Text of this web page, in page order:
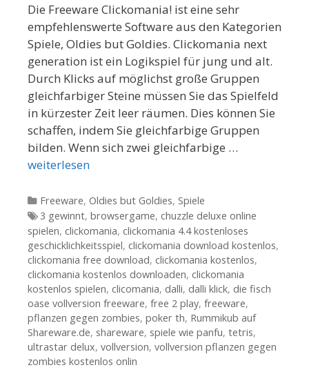
Die Freeware Clickomania! ist eine sehr
empfehlenswerte Software aus den Kategorien
Spiele, Oldies but Goldies. Clickomania next
generation ist ein Logikspiel für jung und alt.
Durch Klicks auf möglichst große Gruppen
gleichfarbiger Steine müssen Sie das Spielfeld
in kürzester Zeit leer räumen. Dies können Sie
schaffen, indem Sie gleichfarbige Gruppen
bilden. Wenn sich zwei gleichfarbige …
weiterlesen
Kategorien
Freeware, Oldies but Goldies, Spiele
Tags
3 gewinnt, browsergame, chuzzle deluxe online
spielen, clickomania, clickomania 4.4 kostenloses
geschicklichkeitsspiel, clickomania download kostenlos,
clickomania free download, clickomania kostenlos,
clickomania kostenlos downloaden, clickomania
kostenlos spielen, clicomania, dalli, dalli klick, die fisch
oase vollversion freeware, free 2 play, freeware,
pflanzen gegen zombies, poker th, Rummikub auf
Shareware.de, shareware, spiele wie panfu, tetris,
ultrastar delux, vollversion, vollversion pflanzen gegen
zombies kostenlos onlin